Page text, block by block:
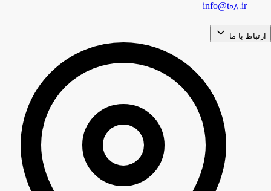
info@t08.ir
ارتباط با ما